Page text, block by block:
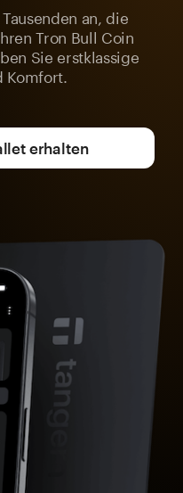
an, die
Tron Bull Coin
Sie erstklassige
erhalten